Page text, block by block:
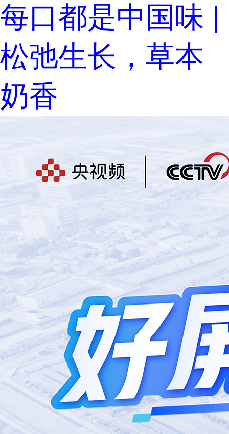
每口都是中国味 |
松弛生长，草本
奶香